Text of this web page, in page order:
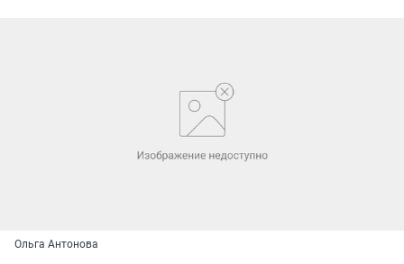
Ольга Антонова